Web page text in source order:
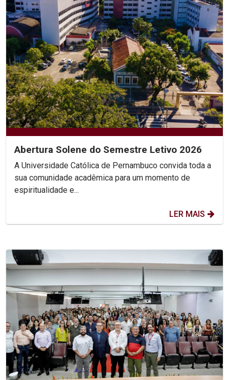
Abertura Solene do Semestre Letivo 2026
A Universidade Católica de Pernambuco convida toda a
sua comunidade acadêmica para um momento de
espiritualidade e...
LER MAIS